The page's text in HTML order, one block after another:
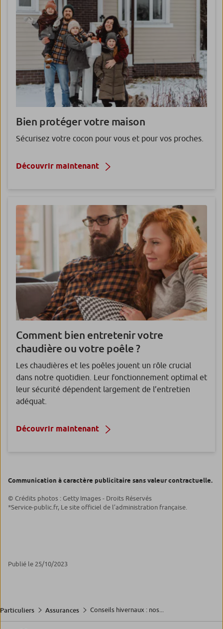
Bien protégervotre maison
Sécurisez votre cocon pour vous et pour vos proches.
Découvrir maintenant
Comment bien entretenir votre
chaudière ou votre poêle ?
Les chaudières et les poêles jouent un rôle crucial
dans notre quotidien. Leur fonctionnement optimal et
leur sécurité dépendent largement de l’entretien
adéquat.
Découvrir maintenant
Communication à caractère publicitaire sans valeur contractuelle.
© Crédits photos : Getty Images - Droits Réservés
*Service-public.fr, Le site officiel de l’administration française.
Publié le 25/10/2023
Particuliers Assurances Conseils hivernaux : nos...